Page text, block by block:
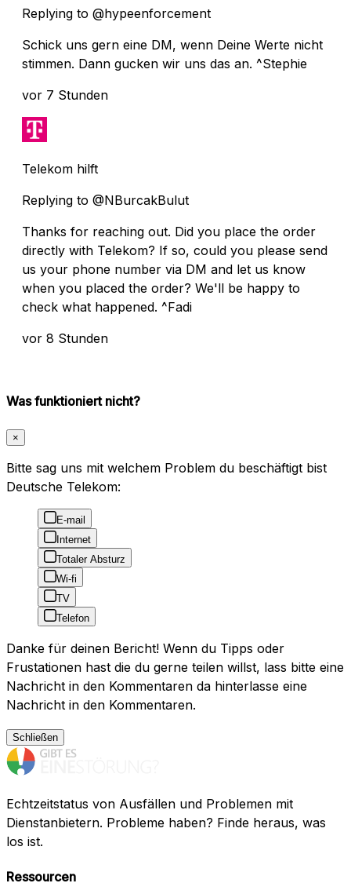
Replying to @hypeenforcement
Schick uns gern eine DM, wenn Deine Werte nicht
stimmen. Dann gucken wir uns das an. ^Stephie
vor 7 Stunden
Telekom hilft
Replying to @NBurcakBulut
Thanks for reaching out. Did you place the order
directly with Telekom? If so, could you please send
us your phone number via DM and let us know
when you placed the order? We'll be happy to
check what happened. ^Fadi
vor 8 Stunden
Was funktioniert nicht?
×
Bitte sag uns mit welchem Problem du beschäftigt bist
Deutsche Telekom:
E-mail
Internet
Totaler Absturz
Wi-fi
TV
Telefon
Danke für deinen Bericht! Wenn du Tipps oder
Frustationen hast die du gerne teilen willst, lass bitte eine
Nachricht in den Kommentaren da hinterlasse eine
Nachricht in den Kommentaren.
Schließen
Echtzeitstatus von Ausfällen und Problemen mit
Dienstanbietern. Probleme haben? Finde heraus, was
los ist.
Ressourcen